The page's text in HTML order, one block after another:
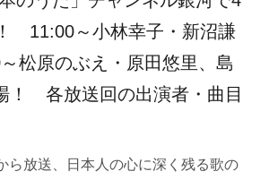
11:00～小林幸子・新沼謙
松原のぶえ・原田悠里、島
！ 各放送回の出演者・曲目
ら放送、日本人の心に深く残る歌の